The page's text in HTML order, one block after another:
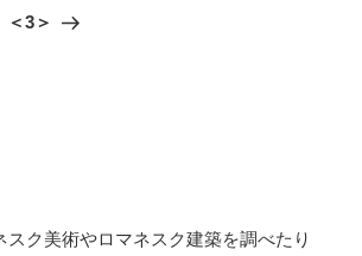
＜3＞
スク美術やロマネスク建築を調べたり